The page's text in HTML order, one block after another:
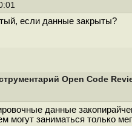
если данные закрыты?
Open Code
данные
могут заниматься только